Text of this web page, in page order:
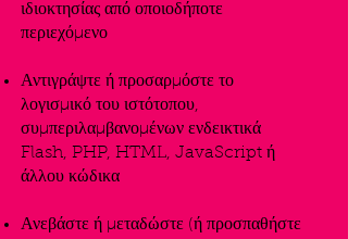
ιδιοκτησίας από οποιοδήποτε
περιεχόμενο
Αντιγράψτε ή προσαρμόστε το
λογισμικό του ιστότοπου,
συμπεριλαμβανομένων ενδεικτικά
Flash, PHP, HTML, JavaScript ή
άλλου κώδικα
Ανεβάστε ή μεταδώστε (ή προσπαθήστε